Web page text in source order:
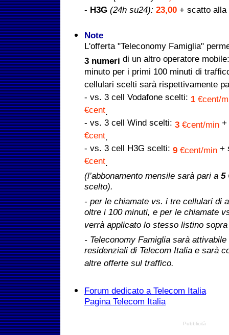
- H3G (24h su24): 23,00 + scatto
Note
L'offerta "Teleconomy Famiglia"
3 numeri di un altro operatore
minuto per i primi 100 minuti di
cellulari scelti sarà rispettivamente
- vs. 3 cell Vodafone scelti: 1 €cent/
€cent.
- vs. 3 cell Wind scelti: 3 €cent/min
€cent.
- vs. 3 cell H3G scelti: 9 €cent/min +
€cent.
(l’abbonamento mensile sarà pari a 5
scelto).
- per le chiamate vs. i tre cellulari di
oltre i 100 minuti, e per le chiamate
verrà applicato lo stesso listino
- Teleconomy Famiglia sarà
residenziali di Telecom Italia e sarà
altre offerte sul traffico.
Forum dedicato a Telecom Italia
Pagina Telecom Italia
Pubblicità